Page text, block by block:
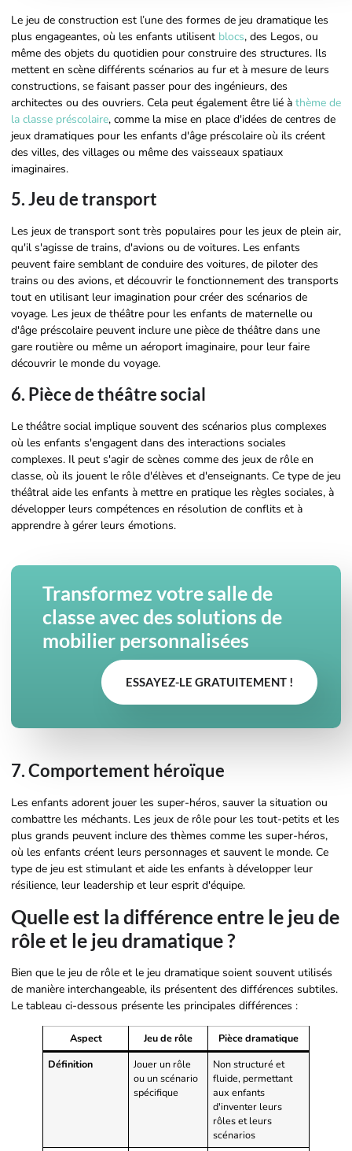
Le jeu de construction est l’une des formes de jeu dramatique les
plus engageantes, où les enfants utilisent blocs, des Legos, ou
même des objets du quotidien pour construire des structures. Ils
mettent en scène différents scénarios au fur et à mesure de leurs
constructions, se faisant passer pour des ingénieurs, des
architectes ou des ouvriers. Cela peut également être lié à thème de
la classe préscolaire, comme la mise en place d'idées de centres de
jeux dramatiques pour les enfants d'âge préscolaire où ils créent
des villes, des villages ou même des vaisseaux spatiaux
imaginaires.
5. Jeu de transport
Les jeux de transport sont très populaires pour les jeux de plein air,
qu'il s'agisse de trains, d'avions ou de voitures. Les enfants
peuvent faire semblant de conduire des voitures, de piloter des
trains ou des avions, et découvrir le fonctionnement des transports
tout en utilisant leur imagination pour créer des scénarios de
voyage. Les jeux de théâtre pour les enfants de maternelle ou
d'âge préscolaire peuvent inclure une pièce de théâtre dans une
gare routière ou même un aéroport imaginaire, pour leur faire
découvrir le monde du voyage.
6. Pièce de théâtre social
Le théâtre social implique souvent des scénarios plus complexes
où les enfants s'engagent dans des interactions sociales
complexes. Il peut s'agir de scènes comme des jeux de rôle en
classe, où ils jouent le rôle d'élèves et d'enseignants. Ce type de jeu
théâtral aide les enfants à mettre en pratique les règles sociales, à
développer leurs compétences en résolution de conflits et à
apprendre à gérer leurs émotions.
Transformez votre salle de
classe avec des solutions de
mobilier personnalisées
ESSAYEZ-LE GRATUITEMENT !
7. Comportement héroïque
Les enfants adorent jouer les super-héros, sauver la situation ou
combattre les méchants. Les jeux de rôle pour les tout-petits et les
plus grands peuvent inclure des thèmes comme les super-héros,
où les enfants créent leurs personnages et sauvent le monde. Ce
type de jeu est stimulant et aide les enfants à développer leur
résilience, leur leadership et leur esprit d'équipe.
Quelle est la différence entre le jeu de
rôle et le jeu dramatique ?
Bien que le jeu de rôle et le jeu dramatique soient souvent utilisés
de manière interchangeable, ils présentent des différences subtiles.
Le tableau ci-dessous présente les principales différences :
Aspect Jeu de rôle
Pièce dramatique
Définition
Jouer un rôle
ou un scénario
spécifique
Non structuré et
fluide, permettant
aux enfants
d'inventer leurs
rôles et leurs
scénarios